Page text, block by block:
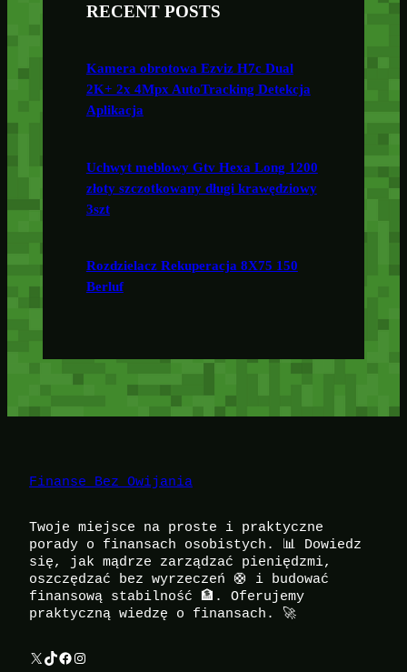
RECENT POSTS
Kamera obrotowa Ezviz H7c Dual
2K+ 2x 4Mpx AutoTracking Detekcja
Aplikacja
Uchwyt meblowy Gtv Hexa Long 1200
złoty szczotkowany długi krawędziowy
3szt
Rozdzielacz Rekuperacja 8X75 150
Berluf
Finanse Bez Owijania
Twoje miejsce na proste i praktyczne
porady o finansach osobistych. 📊 Dowiedz
się, jak mądrze zarządzać pieniędzmi,
oszczędzać bez wyrzeczeń 🛟 i budować
finansową stabilność 🏦. Oferujemy
praktyczną wiedzę o finansach. 🚀
X TikTok Facebook Instagram